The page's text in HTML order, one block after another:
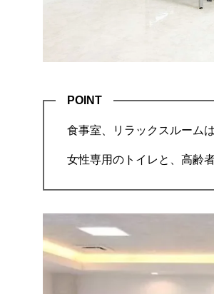
POINT
食事室、リラックスルーム
女性専用のトイレと、高齢